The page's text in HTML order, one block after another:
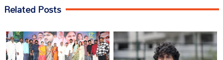
Related Posts